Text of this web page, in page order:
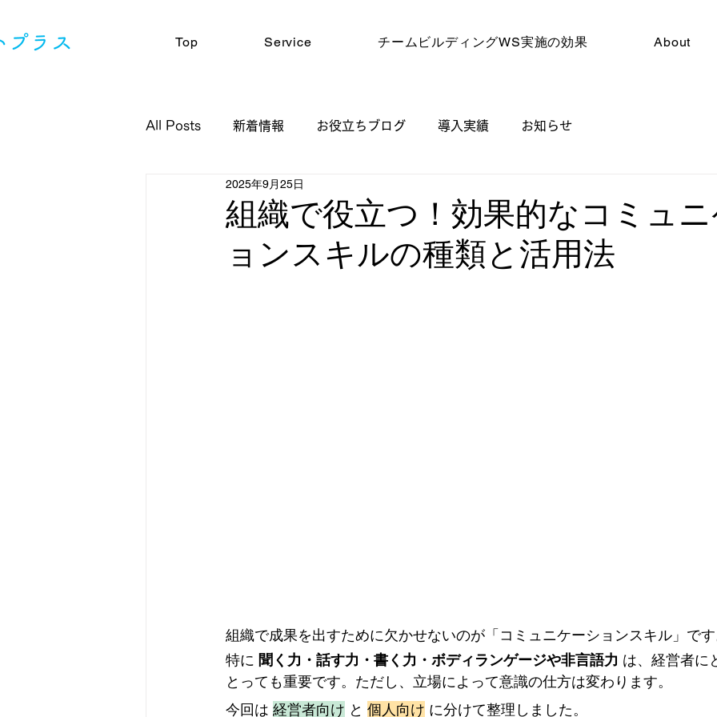
Top Service チームビルディングWS実施の効果 About
All Posts 新着情報 お役立ちブログ 導入実績 お知らせ
組織で役立つ！効果的なコミュ
ョンスキルの種類と活用法
2025年9月25日
組織で成果を出すために欠かせないのが「コミュニケーションスキル」です
特に 聞く力・話す力・書く力・ボディランゲージや非言語力 は、経営者に
とっても重要です。ただし、立場によって意識の仕方は変わります。
今回は 経営者向け と 個人向け に分けて整理しました。